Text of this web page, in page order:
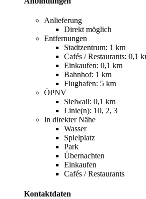
Anlieferung
Direkt möglich
Entfernungen
Stadtzentrum: 1 km
Cafés / Restaurants: 0,1
Einkaufen: 0,1 km
Bahnhof: 1 km
Flughafen: 5 km
ÖPNV
Sielwall: 0,1 km
Linie(n): 10, 2, 3
In direkter Nähe
Wasser
Spielplatz
Park
Übernachten
Einkaufen
Cafés / Restaurants
Kontaktdaten